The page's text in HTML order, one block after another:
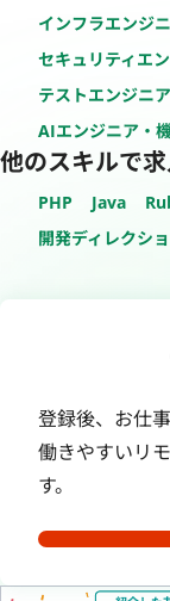
インフラエンジ
セキュリティエ
テストエンジニ
AIエンジニア・
他のスキルで
PHP Java
開発ディレクシ
登録後、お仕
働きやすいリ
す。